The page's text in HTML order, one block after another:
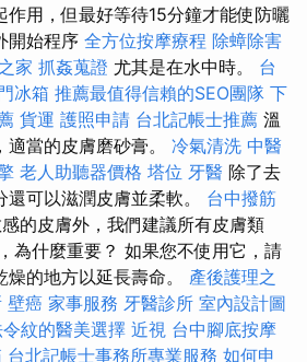
作用，但最好等待15分鐘才能使防曬
開始程序 全方位按摩療程 除蟑除害
家 抓姦蒐證 尤其是在水中時。 台
冰箱 推薦最值得信賴的SEO團隊 下
貨運 護照申請 台北記帳士推薦 溫
當的皮膚磨砂膏。 冷氣清洗 中醫
老人助聽器價格 塔位 牙醫 除了去
可以滋潤皮膚並柔軟。 台中撥筋
的皮膚外，我們建議所有皮膚類
為什麼重要？ 如果您不使用它，請
的地方以延長壽命。 產後護理之
壁癌 家事服務 牙醫診所 室內設計圖
紋的醫美選擇 近視 台中腳底按摩
台北記帳士事務所專業服務 如何申